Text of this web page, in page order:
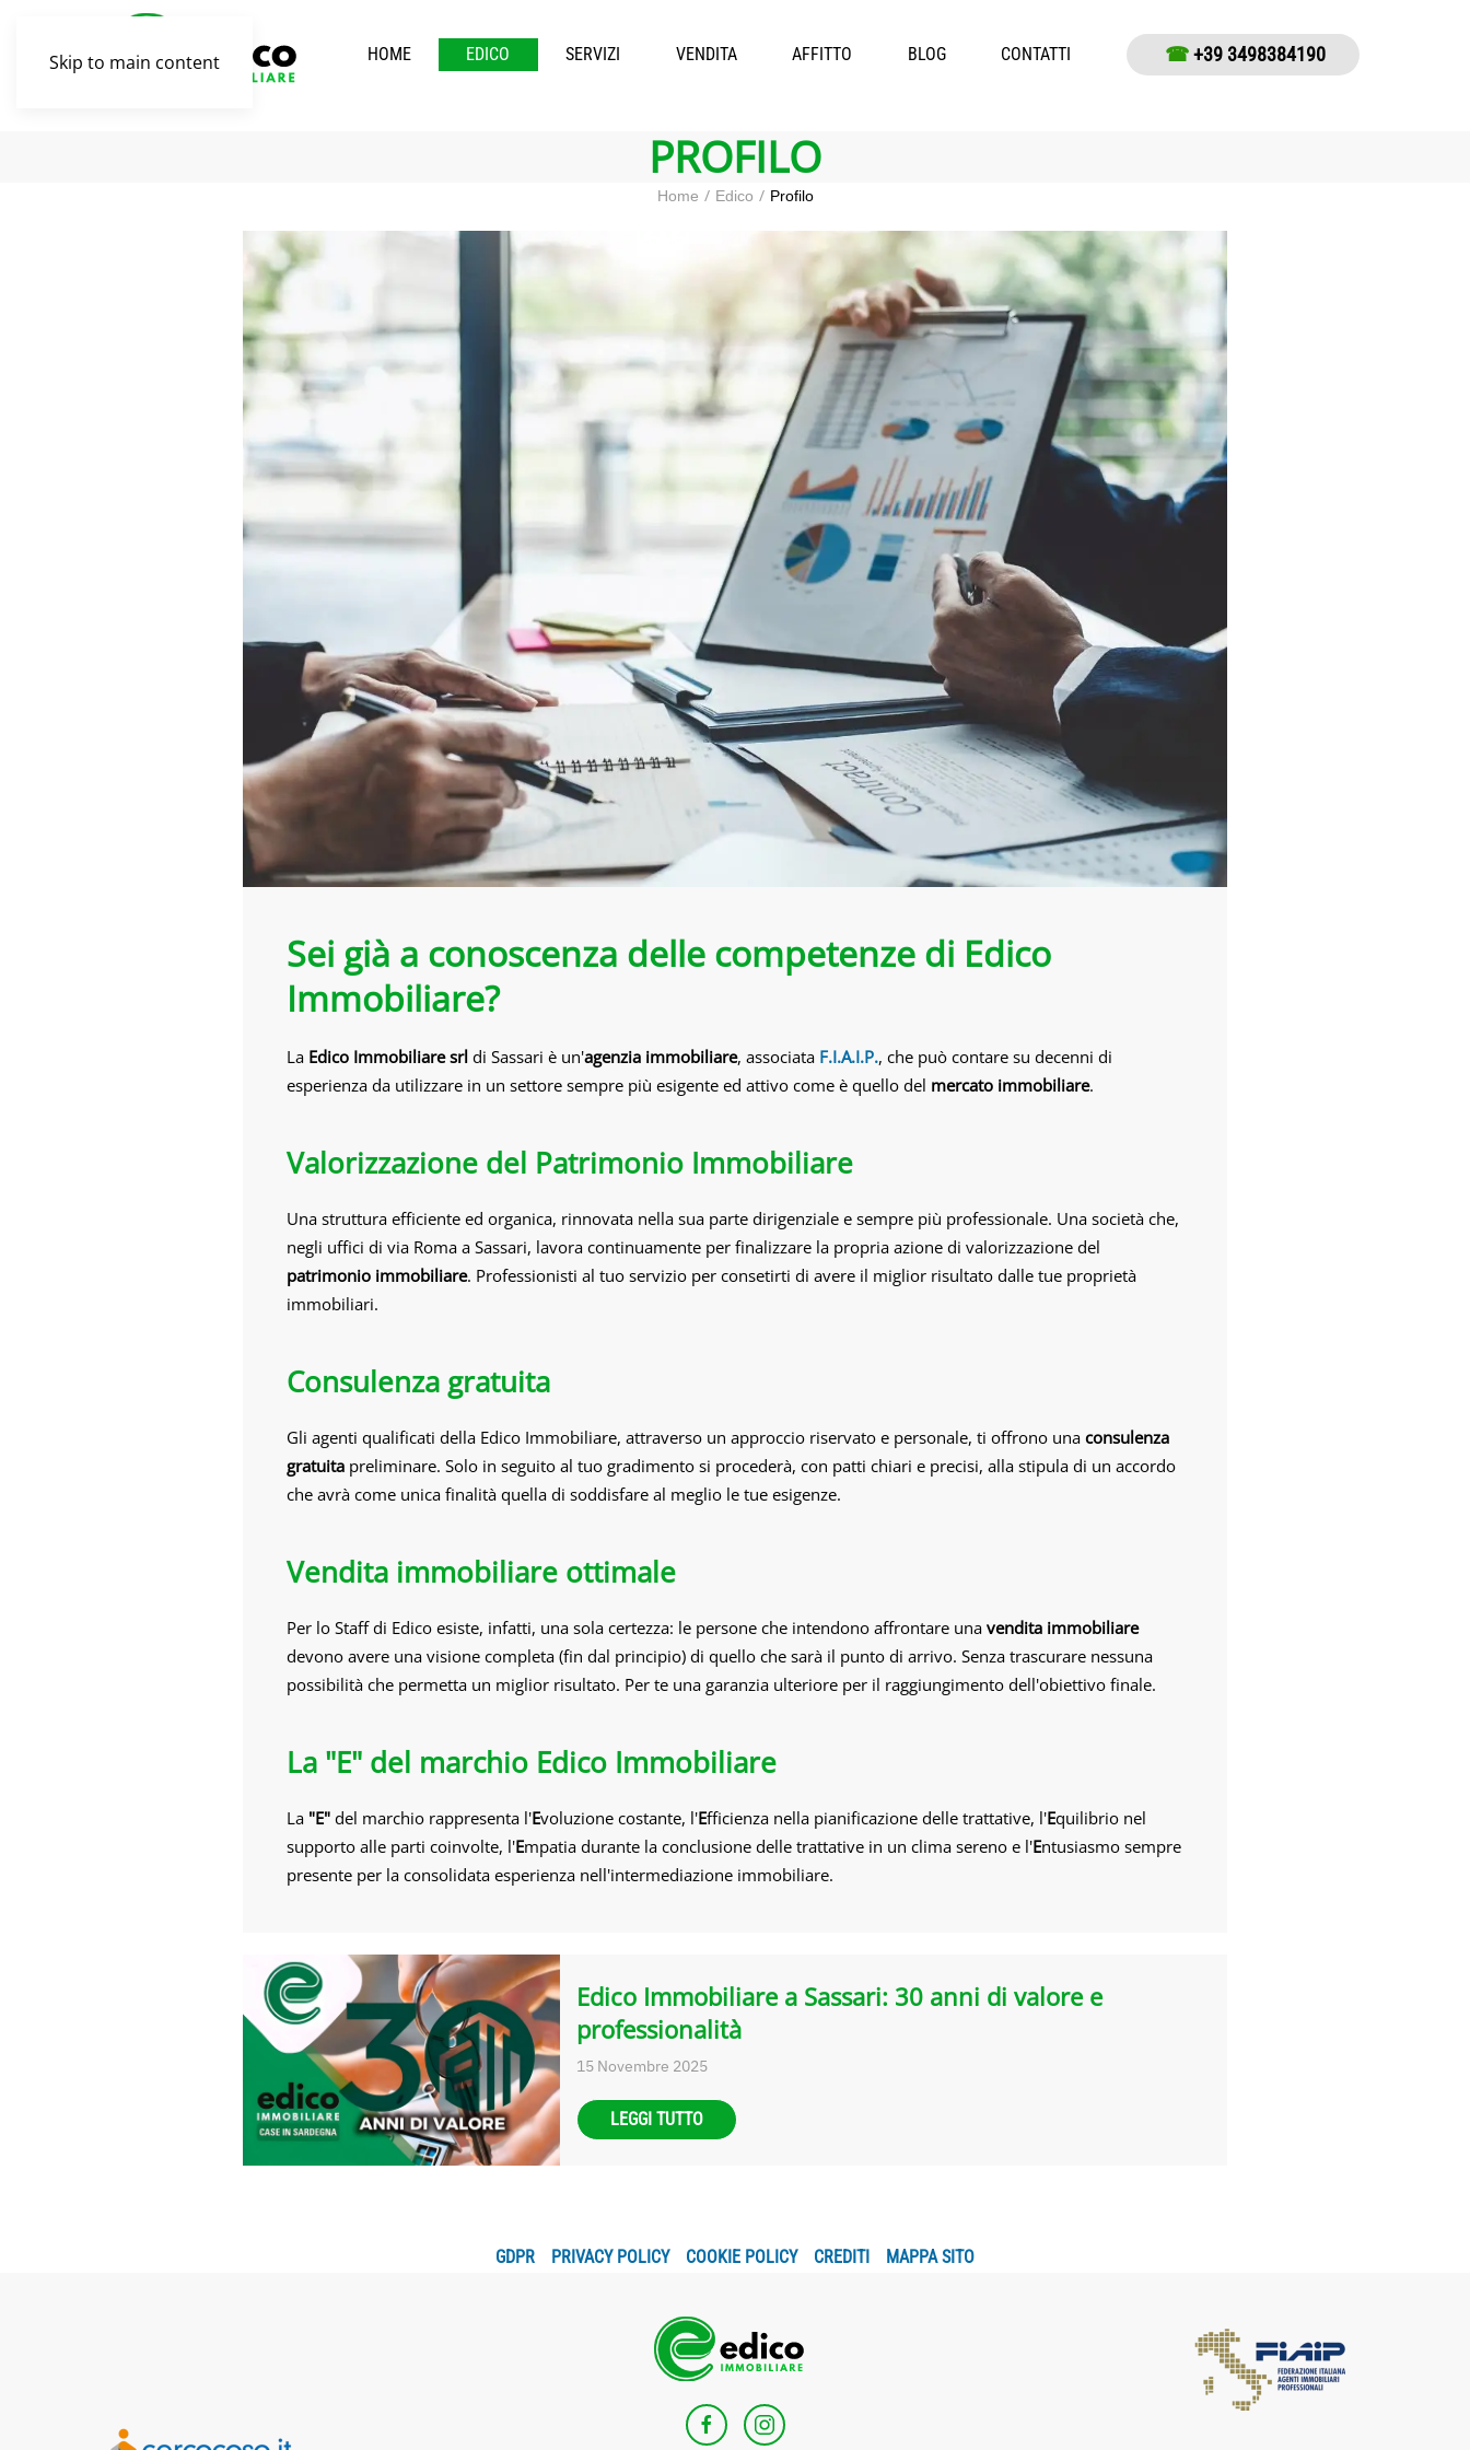
Skip to main content HOME EDICO SERVIZI VENDITA AFFITTO BLOG CONTATTI ☎+39 3498384190
PROFILO
Home Edico Profilo
Sei già a conoscenza delle competenze di Edico
Immobiliare?
La Edico Immobiliare srl di Sassari è un'agenzia immobiliare, associata F.I.A.I.P., che può contare su decenni di
esperienza da utilizzare in un settore sempre più esigente ed attivo come è quello del mercato immobiliare.
Valorizzazione del Patrimonio Immobiliare
Una struttura efficiente ed organica, rinnovata nella sua parte dirigenziale e sempre più professionale. Una società che,
negli uffici di via Roma a Sassari, lavora continuamente per finalizzare la propria azione di valorizzazione del
patrimonio immobiliare. Professionisti al tuo servizio per consetirti di avere il miglior risultato dalle tue proprietà
immobiliari.
Consulenza gratuita
Gli agenti qualificati della Edico Immobiliare, attraverso un approccio riservato e personale, ti offrono una consulenza
gratuita preliminare. Solo in seguito al tuo gradimento si procederà, con patti chiari e precisi, alla stipula di un accordo
che avrà come unica finalità quella di soddisfare al meglio le tue esigenze.
Vendita immobiliare ottimale
Per lo Staff di Edico esiste, infatti, una sola certezza: le persone che intendono affrontare una vendita immobiliare
devono avere una visione completa (fin dal principio) di quello che sarà il punto di arrivo. Senza trascurare nessuna
possibilità che permetta un miglior risultato. Per te una garanzia ulteriore per il raggiungimento dell'obiettivo finale.
La "E" del marchio Edico Immobiliare
La "E" del marchio rappresenta l'Evoluzione costante, l'Efficienza nella pianificazione delle trattative, l'Equilibrio nel
supporto alle parti coinvolte, l'Empatia durante la conclusione delle trattative in un clima sereno e l'Entusiasmo sempre
presente per la consolidata esperienza nell'intermediazione immobiliare.
Edico Immobiliare a Sassari: 30 anni di valore e
professionalità
15 Novembre 2025
LEGGI TUTTO
GDPR PRIVACY POLICY COOKIE POLICY CREDITI MAPPA SITO